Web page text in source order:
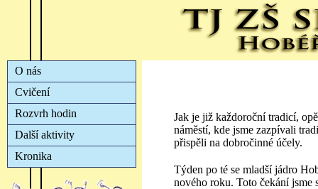
Jak je již každoroční tradicí,
náměstí, kde jsme zazpívali
přispěli na dobročinné účely.
Týden po té se mladší jádro
nového roku. Toto čekání